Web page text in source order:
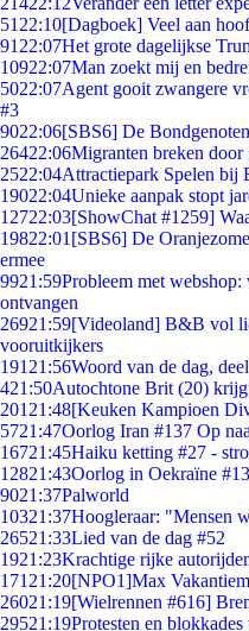
51 22:10[Dagboek] Veel aan
91 22:07Het grote dagelijkse
10922:07Man zoekt mij en
5022:07Agent gooit zwangere
#3
9022:06[SBS6] De
26422:06Migranten breken door
2522:04Attractiepark Spelen bij
19022:04Unieke aanpak stopt
12722:03[ShowChat #1259]
19822:01 [SBS6] De
ermee
9921:59Probleem met
ontvangen
26921:59[Videoland] B&B vol
vooruitkijkers
191 21:56Woord van de dag,
421:50Autochtone Brit (20)
201 21:48[Keuken Kampioen
5721:47Oorlog Iran #137 Op
16721:45Haiku ketting #27 -
12821:43Oorlog in Oekraïne
9021:37Palworld
10321:37Hoogleraar: "Mensen
26521:33Lied van de dag #52
1921:23Krachtige rijke
171 21:20[NPO1]Max
26021:19[Wielrennen #616]
29521:19Protesten en